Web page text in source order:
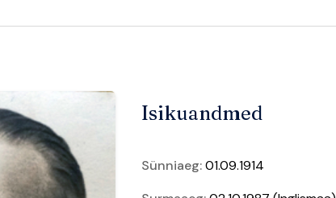
Isikuandmed
Sünniaeg:01.09.1914